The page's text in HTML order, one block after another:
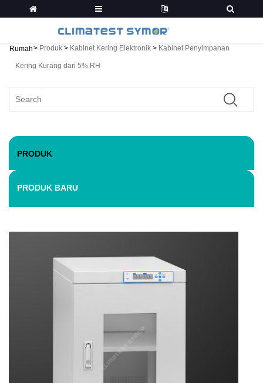
Rumah> Produk > Kabinet Kering Elektronik > Kabinet Penyimpanan
Kering Kurang dari 5% RH
PRODUK
PRODUK BARU